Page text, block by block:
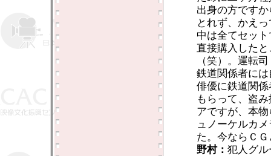
出身の方です
とれず、かえ
中は全てセッ
直接購入した
（笑）。運転
鉄道関係者に
俳優に鉄道関
もらって、盗
アですが、本
ュノーケルカ
た。今ならＣ
野村： 犯人グ